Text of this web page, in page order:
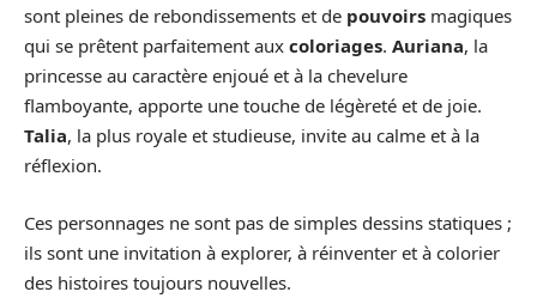
sont pleines de rebondissements et de pouvoirs magiques
qui se prêtent parfaitement aux coloriages. Auriana, la
princesse au caractère enjoué et à la chevelure
flamboyante, apporte une touche de légèreté et de joie.
Talia, la plus royale et studieuse, invite au calme et à la
réflexion.
Ces personnages ne sont pas de simples dessins statiques ;
ils sont une invitation à explorer, à réinventer et à colorier
des histoires toujours nouvelles.